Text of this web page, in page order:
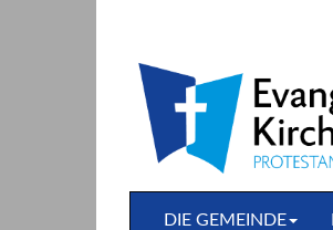
Inhalt
springen
DIE GEMEINDE